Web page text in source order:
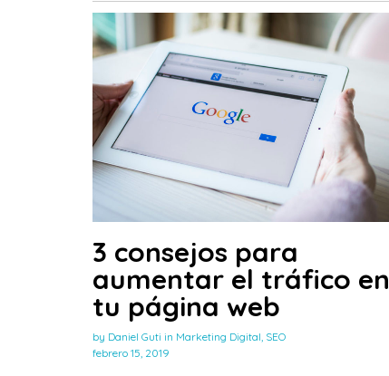
3 consejos para
aumentar el tráfico en
tu página web
by Daniel Guti in Marketing Digital, SEO
febrero 15, 2019